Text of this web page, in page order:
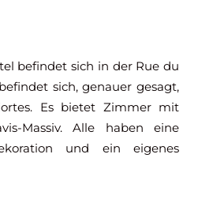
befindet sich in der Rue du
sich, genauer gesagt,
Es bietet Zimmer mit
Massiv. Alle haben eine
und ein eigenes